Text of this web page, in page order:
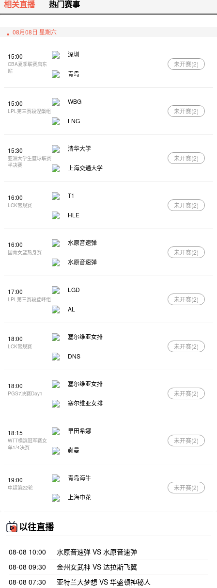
相关直播 热门赛事
08月08日 星期六
15:00
CBA夏季联赛启东
站
深圳
青岛
未开赛(2)
15:00
LPL第三赛段涅槃组
WBG
LNG
未开赛(2)
15:30
亚洲大学生篮球联赛
半决赛
清华大学
上海交通大学
未开赛(2)
16:00
LCK常规赛
T1
HLE
未开赛(2)
16:00
国青女篮热身赛
水原音速弹
水原音速弹
未开赛(2)
17:00
LPL第三赛段登峰组
LGD
AL
未开赛(2)
18:00
LCK常规赛
塞尔维亚女排
DNS
未开赛(2)
18:00
PGS7决赛Day1
塞尔维亚女排
塞尔维亚女排
未开赛(2)
18:15
WTT横滨冠军赛女
单1/4决赛
早田希娜
蒯曼
未开赛(2)
19:00
中超第22轮
青岛海牛
上海申花
未开赛(2)
以往直播
08-08 10:00
水原音速弹 VS 水原音速弹
08-08 09:30
金州女武神 VS 达拉斯飞翼
08-08 07:30
亚特兰大梦想 VS 华盛顿神秘人